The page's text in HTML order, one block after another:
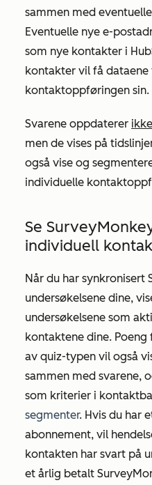
sammen med
Eventuelle nye e-
som nye kontakter i
kontakter vil få dataene
kontaktoppføringen sin.
Svarene oppdaterer ikke
men de vises på
også vise og
individuelle
Se
individuell
Når du har synkronisert
undersøkelsene dine,
undersøkelsene som
kontaktene dine.
av quiz-typen vil også
sammen med svarene,
som kriterier i
segmenter. Hvis du har
abonnement, vil
kontakten har svart på
et årlig betalt